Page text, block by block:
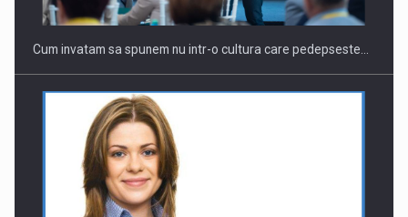
Cum invatam sa spunem nu intr-o cultura care pedepseste…